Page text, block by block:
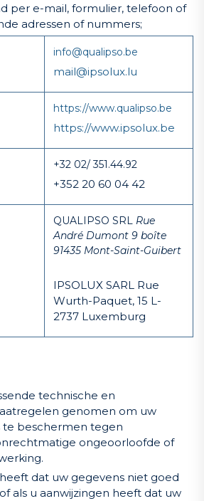
per e-mail, formulier, telefoon of
adressen of nummers;
info@qualipso.be
mail@ipsolux.lu
https://www.qualipso.be
https://www.ipsolux.be
+32 02/ 351.44.92
+352 20 60 04 42
QUALIPSO SRL Rue
André Dumont 9 boîte
91435 Mont-Saint-Guibert
IPSOLUX SARL Rue
Wurth-Paquet, 15 L-
2737 Luxemburg
technische en
genomen om uw
te beschermen tegen
ongeoorloofde of
dat uw gegevens niet goed
als u aanwijzingen heeft dat uw